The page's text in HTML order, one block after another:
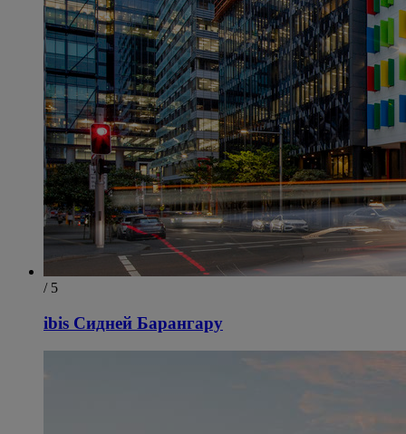
/ 5
ibis Сидней Барангару